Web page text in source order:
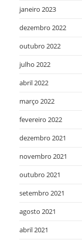
janeiro 2023
dezembro 2022
outubro 2022
julho 2022
abril 2022
março 2022
fevereiro 2022
dezembro 2021
novembro 2021
outubro 2021
setembro 2021
agosto 2021
abril 2021